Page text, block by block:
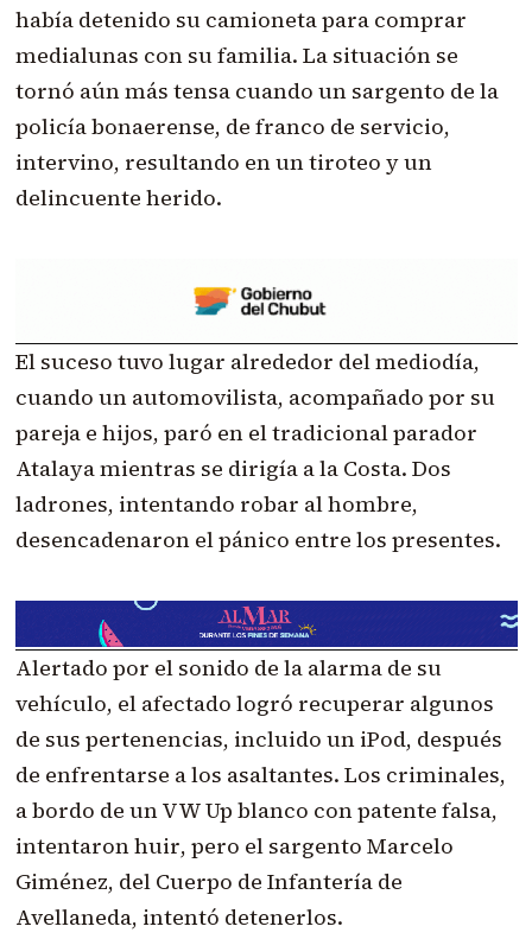
había detenido su camioneta para comprar
medialunas con su familia. La situación se
tornó aún más tensa cuando un sargento de la
policía bonaerense, de franco de servicio,
intervino, resultando en un tiroteo y un
delincuente herido.
El suceso tuvo lugar alrededor del mediodía,
cuando un automovilista, acompañado por su
pareja e hijos, paró en el tradicional parador
Atalaya mientras se dirigía a la Costa. Dos
ladrones, intentando robar al hombre,
desencadenaron el pánico entre los presentes.
Alertado por el sonido de la alarma de su
vehículo, el afectado logró recuperar algunos
de sus pertenencias, incluido un iPod, después
de enfrentarse a los asaltantes. Los criminales,
a bordo de un VW Up blanco con patente falsa,
intentaron huir, pero el sargento Marcelo
Giménez, del Cuerpo de Infantería de
Avellaneda, intentó detenerlos.